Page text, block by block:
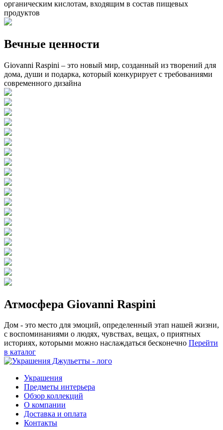
органическим кислотам, входящим в состав пищевых
продуктов
Вечные ценности
Giovanni Raspini – это новый мир, созданный из творений для
дома, души и подарка, который конкурирует с требованиями
современного дизайна
Атмосфера Giovanni Raspini
Дом - это место для эмоций, определенный этап нашей жизни,
с воспоминаниями о людях, чувствах, вещах, о приятных
историях, которыми можно наслаждаться бесконечно Перейти
в каталог
Украшения
Предметы интерьера
Обзор коллекций
О компании
Доставка и оплата
Контакты